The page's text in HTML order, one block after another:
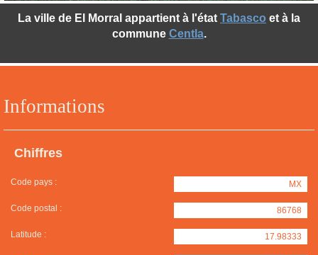
Informations
Chiffres
Code pays : MX
Code postal : 86768
Latitude : 17.98333
La ville de El Morral appartient à l'état Tabasco et à la
commune Centla.